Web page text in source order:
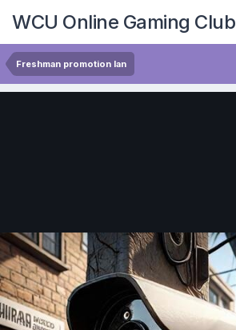
WCU Online Gaming Club
Freshman promotion lan